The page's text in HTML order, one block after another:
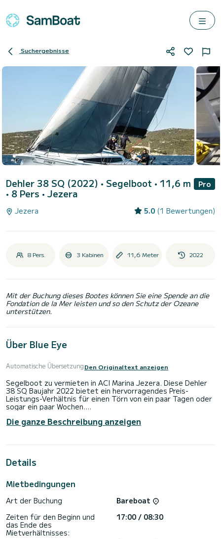
Suchergebnisse
Dehler 38 SQ (2022) • Segelboot • 11,6 m
• 8 Pers • Jezera
Pro
Jezera 5.0 (1 Bewertungen)
8 Pers. 3 Kabinen 11,6 Meter 2022
Mit der Buchung dieses Bootes können Sie eine Spende an die
Fondation de la Mer leisten und so den Schutz der Ozeane
unterstützen.
Über Blue Eye
Automatische ÜbersetzungDen Originaltext anzeigen
Segelboot zu vermieten in ACI Marina Jezera. Diese Dehler
38 SQ Baujahr 2022 bietet ein hervorragendes Preis-
Leistungs-Verhältnis für einen Törn von ein paar Tagen oder
sogar ein paar Wochen.
Das Boot verfügt über 3 voll ausgestattete Kabinen und
bietet Platz für 8 Personen. Mit einer Gesamtlänge von 12
außergewöhnlichen Urlaub auf dem Wasser in der Umgebung
Rollgenua ausgestattet. Es verfügt über folgende
USB-Stecker, Deckdusche.
Die ganze Beschreibung anzeigen
Details
Mietbedingungen
Art der Buchung
Bareboat
Zeiten für den Beginn und
das Ende des
Mietverhältnisses:
17:00 / 08:30